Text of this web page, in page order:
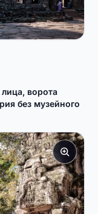
ворота
без музейного